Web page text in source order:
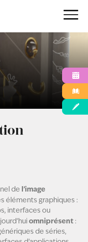
de l’image
éléments graphiques :
interfaces ou
omniprésent :
de séries,